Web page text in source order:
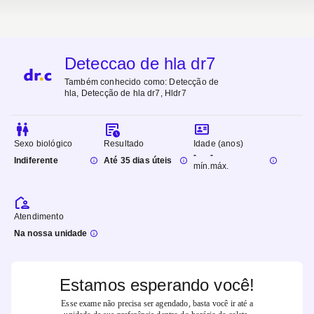
Deteccao de hla dr7
Também conhecido como: Detecção de
hla, Detecção de hla dr7, Hldr7
Sexo biológico
Indiferente
Resultado
Até 35 dias úteis
Idade (anos)
-
mín.
-
máx.
Atendimento
Na nossa unidade
Estamos esperando você!
Esse exame não precisa ser agendado, basta você ir até a